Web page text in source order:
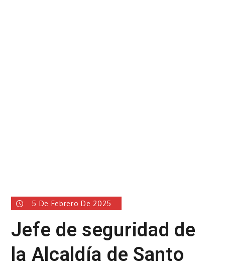
5 De Febrero De 2025
Jefe de seguridad de
la Alcaldía de Santo